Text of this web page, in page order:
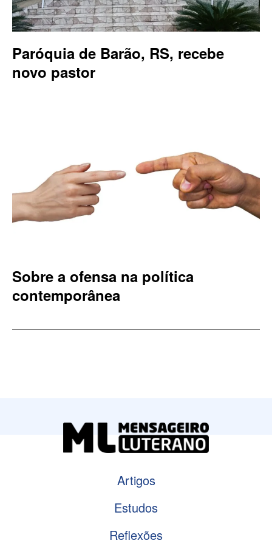
Paróquia de Barão, RS, recebe
novo pastor
Sobre a ofensa na política
contemporânea
Artigos
Estudos
Reflexões